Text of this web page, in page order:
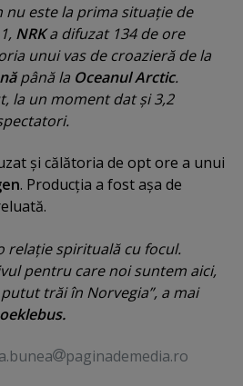
nu este la prima situaţie de
NRKa difuzat 134 de ore
unui vas de croazieră de la
până la Oceanul Arctic.
la un moment dat şi 3,2
şi călătoria de opt ore a unui
. Producţia a fost aşa de
relaţie spirituală cu focul.
pentru care noi suntem aici,
trăi în Norvegia”, a mai
paginademedia.ro